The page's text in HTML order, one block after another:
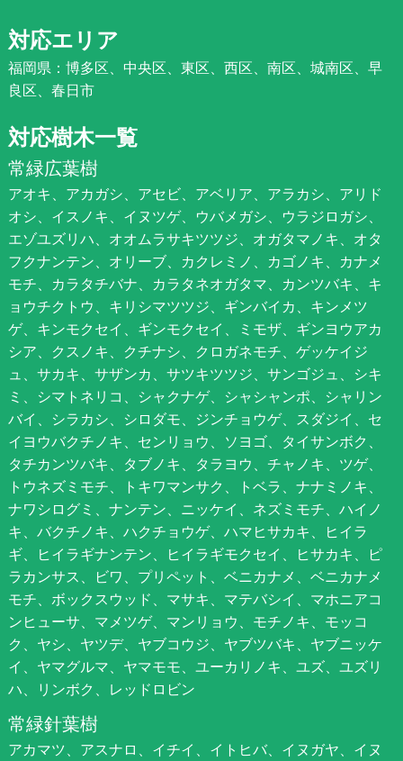
対応エリア
福岡県：博多区、中央区、東区、西区、南区、城南区、早
良区、春日市
対応樹木一覧
常緑広葉樹
アオキ、アカガシ、アセビ、アベリア、アラカシ、アリド
オシ、イスノキ、イヌツゲ、ウバメガシ、ウラジロガシ、
エゾユズリハ、オオムラサキツツジ、オガタマノキ、オタ
フクナンテン、オリーブ、カクレミノ、カゴノキ、カナメ
モチ、カラタチバナ、カラタネオガタマ、カンツバキ、キ
ョウチクトウ、キリシマツツジ、ギンバイカ、キンメツ
ゲ、キンモクセイ、ギンモクセイ、ミモザ、ギンヨウアカ
シア、クスノキ、クチナシ、クロガネモチ、ゲッケイジ
ュ、サカキ、サザンカ、サツキツツジ、サンゴジュ、シキ
ミ、シマトネリコ、シャクナゲ、シャシャンポ、シャリン
バイ、シラカシ、シロダモ、ジンチョウゲ、スダジイ、セ
イヨウバクチノキ、センリョウ、ソヨゴ、タイサンボク、
タチカンツバキ、タブノキ、タラヨウ、チャノキ、ツゲ、
トウネズミモチ、トキワマンサク、トベラ、ナナミノキ、
ナワシログミ、ナンテン、ニッケイ、ネズミモチ、ハイノ
キ、バクチノキ、ハクチョウゲ、ハマヒサカキ、ヒイラ
ギ、ヒイラギナンテン、ヒイラギモクセイ、ヒサカキ、ピ
ラカンサス、ビワ、プリペット、ベニカナメ、ベニカナメ
モチ、ボックスウッド、マサキ、マテバシイ、マホニアコ
ンヒューサ、マメツゲ、マンリョウ、モチノキ、モッコ
ク、ヤシ、ヤツデ、ヤブコウジ、ヤブツバキ、ヤブニッケ
イ、ヤマグルマ、ヤマモモ、ユーカリノキ、ユズ、ユズリ
ハ、リンボク、レッドロビン
常緑針葉樹
アカマツ、アスナロ、イチイ、イトヒバ、イヌガヤ、イヌ